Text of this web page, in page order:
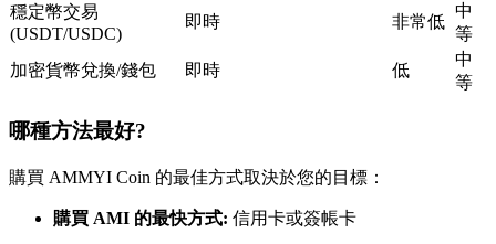
與頂尖交易專家同行
穩定幣交易
(USDT/USDC)
即時 非常低
中
等
加密貨幣兌換/錢包
即時 低
中
等
哪種方法最好?
購買 AMMYI Coin 的最佳方式取決於您的目標：
購買 AMI 的最快方式: 信用卡或簽帳卡